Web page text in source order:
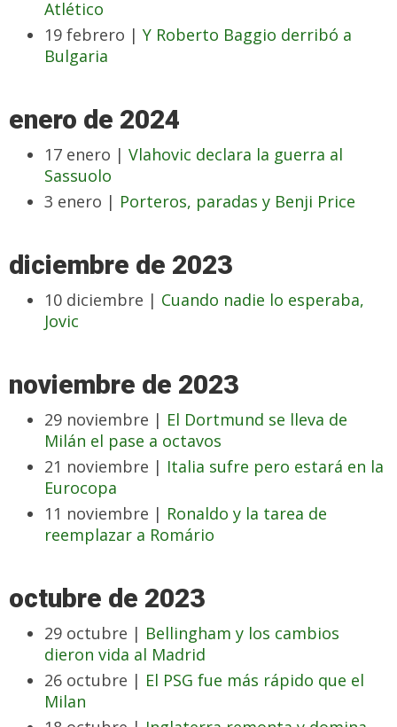
Atlético
19 febrero | Y Roberto Baggio derribó a
Bulgaria
enero de 2024
17 enero | Vlahovic declara la guerra al
Sassuolo
3 enero | Porteros, paradas y Benji Price
diciembre de 2023
10 diciembre | Cuando nadie lo esperaba,
Jovic
noviembre de 2023
29 noviembre | El Dortmund se lleva de
Milán el pase a octavos
21 noviembre | Italia sufre pero estará en la
Eurocopa
11 noviembre | Ronaldo y la tarea de
reemplazar a Romário
octubre de 2023
29 octubre | Bellingham y los cambios
dieron vida al Madrid
26 octubre | El PSG fue más rápido que el
Milan